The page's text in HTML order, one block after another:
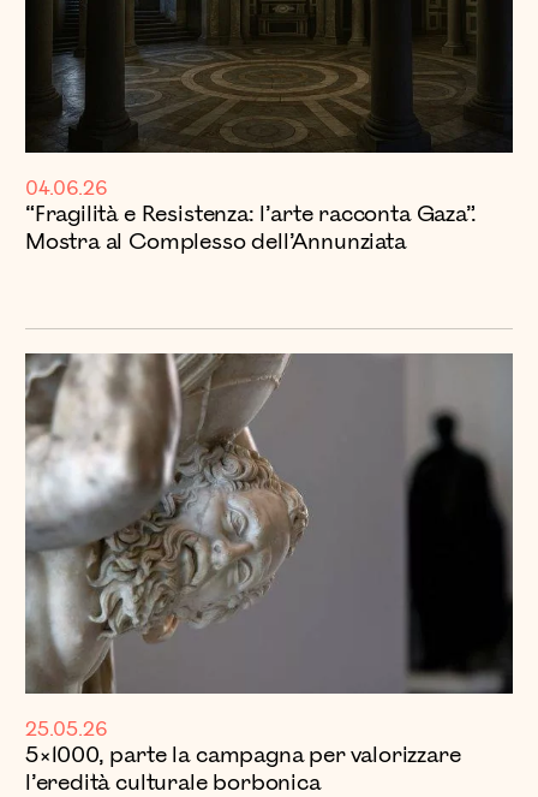
04.06.26
“Fragilità e Resistenza: l’arte racconta Gaza”.
Mostra al Complesso dell’Annunziata
25.05.26
5×1000, parte la campagna per valorizzare
l’eredità culturale borbonica